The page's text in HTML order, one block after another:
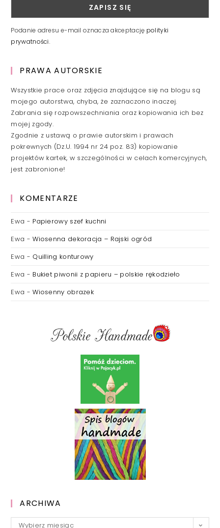
Podanie adresu e-mail oznacza akceptację polityki
prywatności.
PRAWA AUTORSKIE
Wszystkie prace oraz zdjęcia znajdujące się na blogu są
mojego autorstwa, chyba, że zaznaczono inaczej.
Zabrania się rozpowszechniania oraz kopiowania ich bez
mojej zgody.
Zgodnie z ustawą o prawie autorskim i prawach
pokrewnych (Dz.U. 1994 nr 24 poz. 83) kopiowanie
projektów kartek, w szczególności w celach komercyjnych,
jest zabronione!
KOMENTARZE
Ewa - Papierowy szef kuchni
Ewa -Wiosenna dekoracja – Rajski ogród
Ewa - Quilling konturowy
Ewa - Bukiet piwonii z papieru – polskie rękodzieło
Ewa -Wiosenny obrazek
ARCHIWA
Archiwa
Wybierz miesiąc